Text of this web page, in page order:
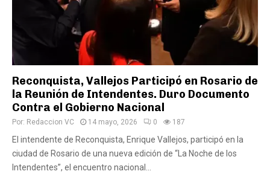
Reconquista, Vallejos Participó en Rosario de
la Reunión de Intendentes. Duro Documento
Contra el Gobierno Nacional
Por: Redaccion VC 14 mayo, 2026 0 187
El intendente de Reconquista, Enrique Vallejos, participó en la
ciudad de Rosario de una nueva edición de “La Noche de los
Intendentes”, el encuentro nacional...